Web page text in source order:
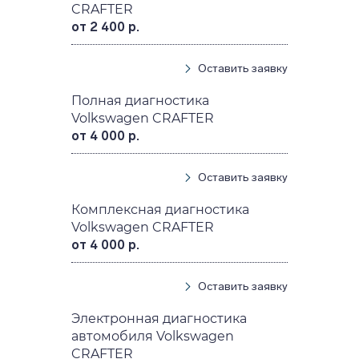
CRAFTER
от 2 400 р.
Оставить заявку
Полная диагностика
Volkswagen CRAFTER
от 4 000 р.
Оставить заявку
Комплексная диагностика
Volkswagen CRAFTER
от 4 000 р.
Оставить заявку
Электронная диагностика
автомобиля Volkswagen
CRAFTER